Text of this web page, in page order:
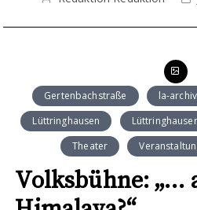
Gertenbachstraße la-archiv
Lüttringhausen
Theater
Volksbühne: „…